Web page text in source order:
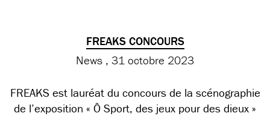
FREAKS CONCOURS
News
31 octobre 2023
FREAKS est lauréat du concours de la scénographie
de l’exposition « Ô Sport, des jeux pour des dieux »